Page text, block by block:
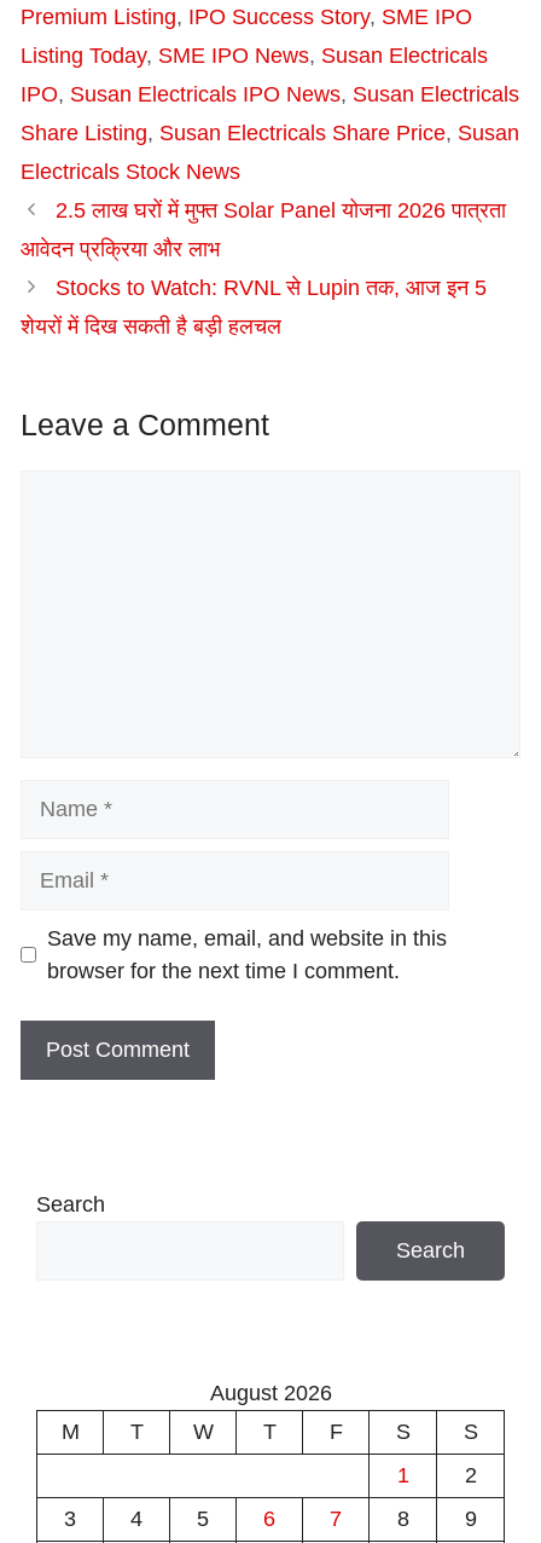
Premium Listing, IPO Success Story, SME IPO
Listing Today, SME IPO News, Susan Electricals
IPO, Susan Electricals IPO News, Susan Electricals
Share Listing, Susan Electricals Share Price, Susan
Electricals Stock News
2.5 लाख घरों में मुफ्त Solar Panel योजना 2026 पात्रता
आवेदन प्रक्रिया और लाभ
Stocks to Watch: RVNL से Lupin तक, आज इन 5
शेयरों में दिख सकती है बड़ी हलचल
Leave a Comment
Website
Save my name, email, and website in this
browser for the next time I comment.
Search
Search
August 2026
M
T W T F S
S
1
2
3
4 5 6 7 8
9